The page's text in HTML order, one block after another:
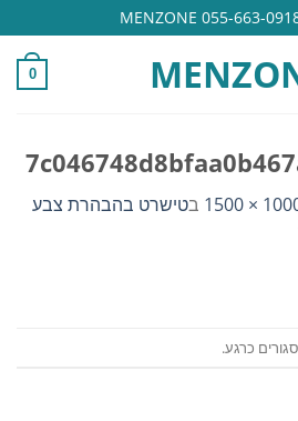
0
1000 × בטישרט בהבהרת צבע